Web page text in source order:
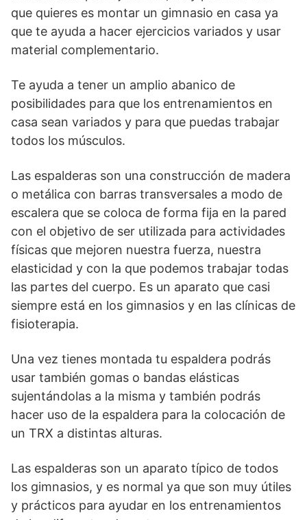
que quieres es montar un gimnasio en casa ya
que te ayuda a hacer ejercicios variados y usar
material complementario.
Te ayuda a tener un amplio abanico de
posibilidades para que los entrenamientos en
casa sean variados y para que puedas trabajar
todos los músculos.
Las espalderas son una construcción de madera
o metálica con barras transversales a modo de
escalera que se coloca de forma fija en la pared
con el objetivo de ser utilizada para actividades
físicas que mejoren nuestra fuerza, nuestra
elasticidad y con la que podemos trabajar todas
las partes del cuerpo. Es un aparato que casi
siempre está en los gimnasios y en las clínicas de
fisioterapia.
Una vez tienes montada tu espaldera podrás
usar también gomas o bandas elásticas
sujentándolas a la misma y también podrás
hacer uso de la espaldera para la colocación de
un TRX a distintas alturas.
Las espalderas son un aparato típico de todos
los gimnasios, y es normal ya que son muy útiles
y prácticos para ayudar en los entrenamientos